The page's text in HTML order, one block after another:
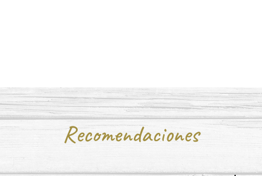
Recomendaciones